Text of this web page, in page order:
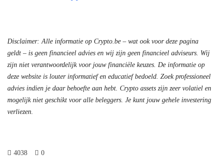
Disclaimer: Alle informatie op Crypto.be – wat ook voor deze pagina
geldt – is geen financieel advies en wij zijn geen financieel adviseurs. Wij
zijn niet verantwoordelijk voor jouw financiële keuzes. De informatie op
deze website is louter informatief en educatief bedoeld. Zoek professioneel
advies indien je daar behoefte aan hebt. Crypto assets zijn zeer volatiel en
mogelijk niet geschikt voor alle beleggers. Je kunt jouw gehele investering
verliezen.
4038 0